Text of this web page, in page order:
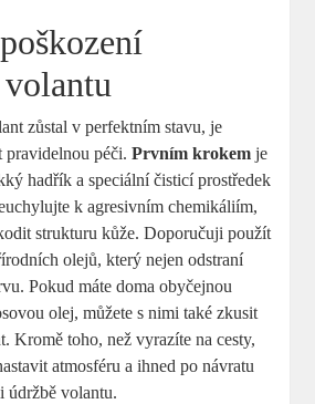
zůstal v perfektním stavu, je
pravidelnou péči.Prvním krokem je
hadřík a speciální čisticí prostředek
k agresivním chemikáliím,
strukturu kůže. Doporučuji použít
olejů, který nejen odstraní
Pokud máte doma obyčejnou
olej, můžete s nimi také zkusit
Kromě toho, než vyrazíte na cesty,
atmosféru a ihned po návratu
údržbě volantu.